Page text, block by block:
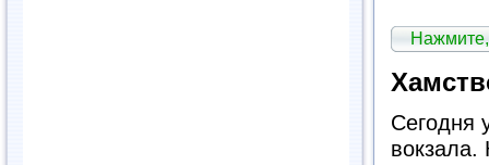
Сегодня